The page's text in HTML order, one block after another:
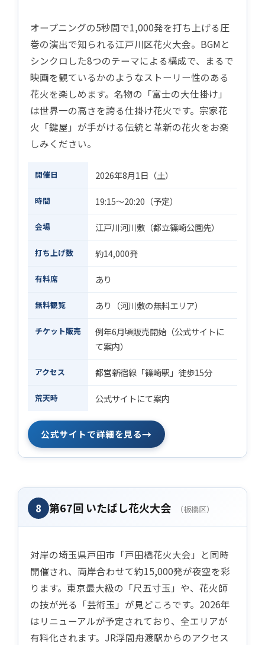
オープニングの5秒間で1,000発を打ち上げる圧
巻の演出で知られる江戸川区花火大会。BGMと
シンクロした8つのテーマによる構成で、まるで
映画を観ているかのようなストーリー性のある
花火を楽しめます。名物の「富士の大仕掛け」
は世界一の高さを誇る仕掛け花火です。宗家花
火「鍵屋」が手がける伝統と革新の花火をお楽
しみください。
開催日 2026年8月1日（土）
時間 19:15〜20:20（予定）
会場 江戸川河川敷（都立篠崎公園先）
打ち上げ数 約14,000発
有料席 あり
無料観覧 あり（河川敷の無料エリア）
チケット販売
例年6月頃販売開始（公式サイトに
て案内）
アクセス 都営新宿線「篠崎駅」徒歩15分
荒天時 公式サイトにて案内
公式サイトで詳細を見る→
8 第67回 いたばし花火大会 （板橋区）
対岸の埼玉県戸田市「戸田橋花火大会」と同時
開催され、両岸合わせて約15,000発が夜空を彩
ります。東京最大級の「尺五寸玉」や、花火師
の技が光る「芸術玉」が見どころです。2026年
はリニューアルが予定されており、全エリアが
有料化されます。JR浮間舟渡駅からのアクセス